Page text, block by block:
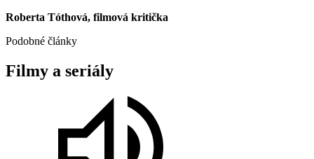
Roberta Tóthová, filmová kritička
Podobné články
Filmy a seriály